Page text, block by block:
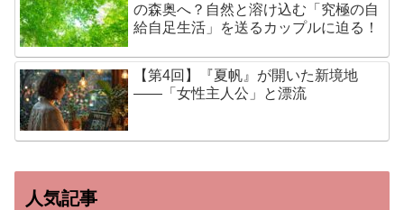
の森奥へ？自然と溶け込む「究極の自
給自足生活」を送るカップルに迫る！
【第4回】『夏帆』が開いた新境地
——「女性主人公」と漂流
人気記事